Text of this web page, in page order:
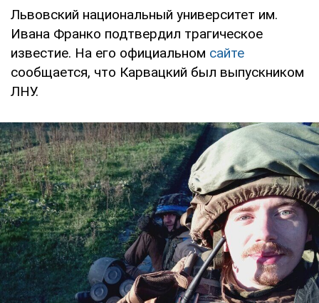
Львовский национальный университет им.
Ивана Франко подтвердил трагическое
известие. На его официальном сайте
сообщается, что Карвацкий был выпускником
ЛНУ.